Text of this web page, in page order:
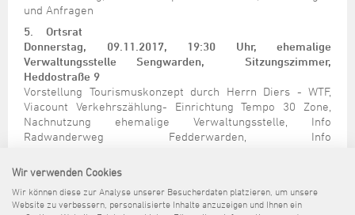
und Anfragen
5. Ortsrat
Donnerstag, 09.11.2017, 19:30 Uhr, ehemalige
Verwaltungsstelle Sengwarden, Sitzungszimmer,
Heddostraße 9
Vorstellung Tourismuskonzept durch Herrn Diers - WTF,
Viacount Verkehrszählung- Einrichtung Tempo 30 Zone,
Nachnutzung ehemalige Verwaltungsstelle, Info
Radwanderweg Fedderwarden, Info
Mitteilungen und Anfragen
Wagner
Oberbürgermeister
Wir verwenden Cookies
Wir können diese zur Analyse unserer Besucherdaten platzieren, um unsere
Website zu verbessern, personalisierte Inhalte anzuzeigen und Ihnen ein